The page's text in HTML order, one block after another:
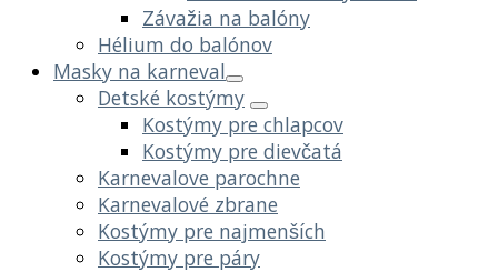
Závažia na balóny
Hélium do balónov
Masky na karneval
Detské kostýmy
Kostýmy pre chlapcov
Kostýmy pre dievčatá
Karnevalove parochne
Karnevalové zbrane
Kostýmy pre najmenších
Kostýmy pre páry